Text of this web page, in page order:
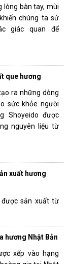
lòng bàn tay, mùi
chúng ta sử
giác quan để
que hương
ra những dòng
sức khỏe người
Shoyeido được
nguyên liệu từ
xuất hương
được sản xuất từ
hương Nhật Bản
xếp vào hạng